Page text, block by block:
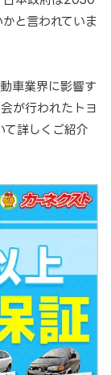
と言われていま
車業界に影響す
が行われたトヨ
詳しくご紹介